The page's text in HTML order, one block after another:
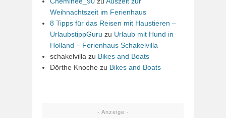
Weihnachtszeit im Ferienhaus
8 Tipps für das Reisen mit Haustieren –
UrlaubstippGuru zu Urlaub mit Hund in
Holland – Ferienhaus Schakelvilla
schakelvilla zu Bikes and Boats
Dörthe Knoche zu Bikes and Boats
- Anzeige -